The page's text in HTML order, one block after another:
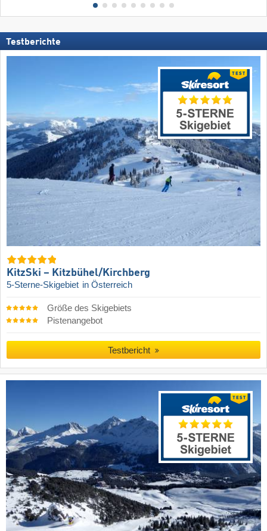
Testberichte
KitzSki – Kitzbühel/​Kirchberg
5-Sterne-Skigebiet in Österreich
Größe des Skigebiets
Pistenangebot
Testbericht